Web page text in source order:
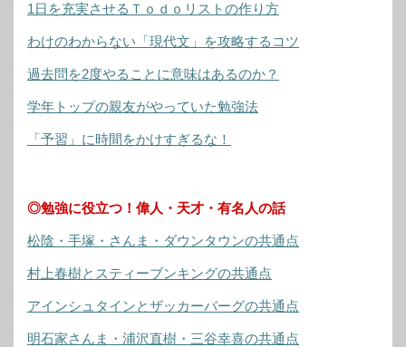
1日を充実させるＴｏｄｏリストの作り方
わけのわからない「現代文」を攻略するコツ
過去問を2度やることに意味はあるのか？
学年トップの親友がやっていた勉強法
「予習」に時間をかけすぎるな！
◎勉強に役立つ！偉人・天才・有名人の話
松陰・手塚・さんま・ダウンタウンの共通点
村上春樹とスティーブンキングの共通点
アインシュタインとザッカーバーグの共通点
明石家さんま・浦沢直樹・三谷幸喜の共通点